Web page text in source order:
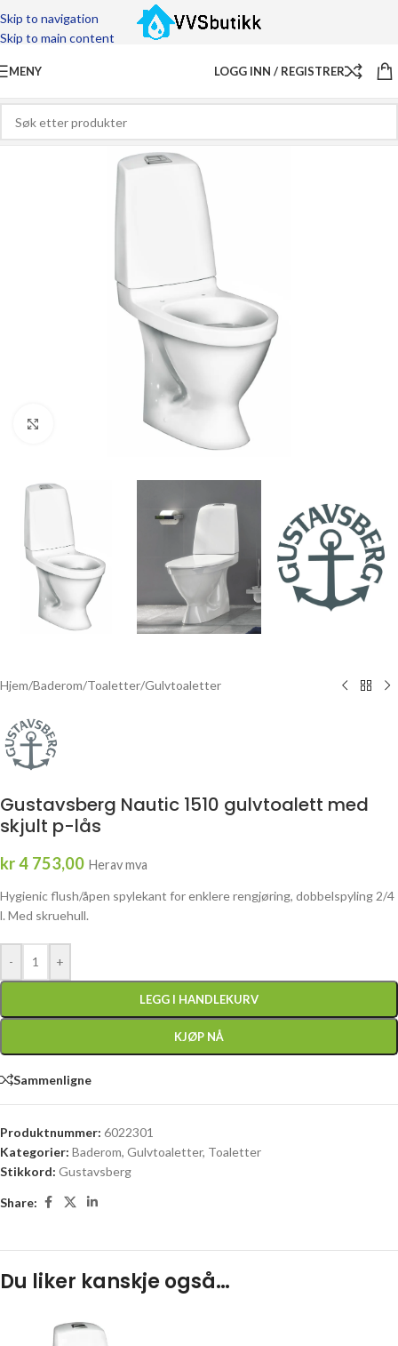
Skip to navigation
Skip to main content
MENY LOGG INN / REGISTRER
Hjem/Baderom/Toaletter/Gulvtoaletter
Gustavsberg Nautic 1510 gulvtoalett med
skjult p-lås
kr4 753,00 Herav mva
Hygienic flush/åpen spylekant for enklere rengjøring, dobbelspyling 2/4
l. Med skruehull.
- +
LEGG I HANDLEKURV
KJØP NÅ
Sammenligne
Produktnummer: 6022301
Kategorier: Baderom, Gulvtoaletter, Toaletter
Stikkord: Gustavsberg
Share:
Du liker kanskje også…